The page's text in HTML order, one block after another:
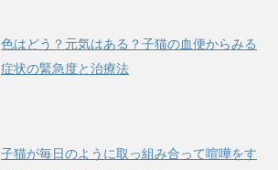
色はどう？元気はある？子猫の血便からみる
症状の緊急度と治療法
子猫が毎日のように取っ組み合って喧嘩をす